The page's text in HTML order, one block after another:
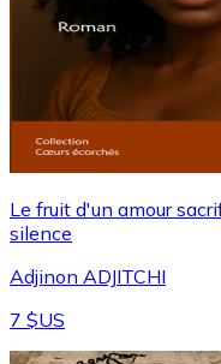
Le fruit d'un amour
silence
Adjinon ADJITCHI
7 $US